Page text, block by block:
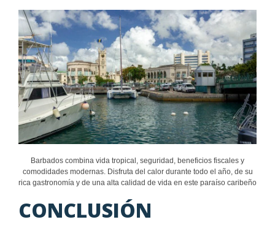
Barbados combina vida tropical, seguridad, beneficios fiscales y
comodidades modernas. Disfruta del calor durante todo el año, de su
rica gastronomía y de una alta calidad de vida en este paraíso caribeño
CONCLUSIÓN